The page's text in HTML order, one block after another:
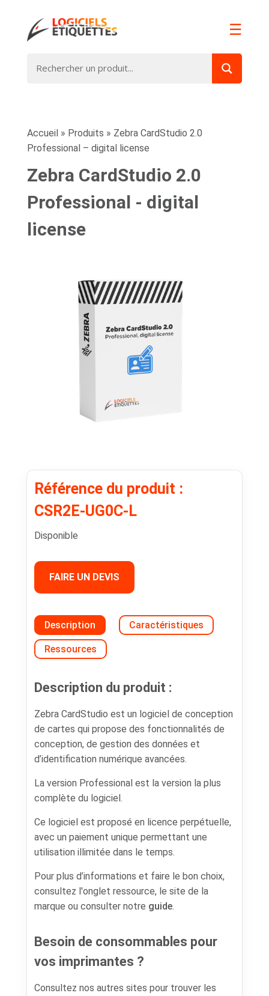
☰
Accueil » Produits » Zebra CardStudio 2.0
Professional – digital license
Zebra CardStudio 2.0
Professional - digital
license
Référence du produit :
CSR2E-UG0C-L
Disponible
FAIRE UN DEVIS
Description Caractéristiques
Ressources
Description du produit :
Zebra CardStudio est un logiciel de conception
de cartes qui propose des fonctionnalités de
conception, de gestion des données et
d’identification numérique avancées.
La version Professional est la version la plus
complète du logiciel.
Ce logiciel est proposé en licence perpétuelle,
avec un paiement unique permettant une
utilisation illimitée dans le temps.
Pour plus d’informations et faire le bon choix,
consultez l'onglet ressource, le site de la
marque ou consulter notre guide.
Besoin de consommables pour
vos imprimantes ?
Consultez nos autres sites pour trouver les